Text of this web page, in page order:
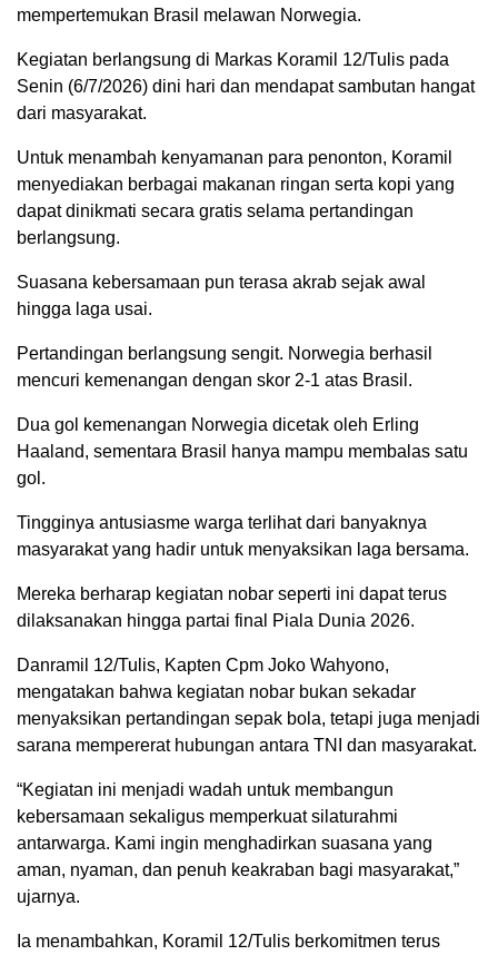
mempertemukan Brasil melawan Norwegia.
Kegiatan berlangsung di Markas Koramil 12/Tulis pada
Senin (6/7/2026) dini hari dan mendapat sambutan hangat
dari masyarakat.
Untuk menambah kenyamanan para penonton, Koramil
menyediakan berbagai makanan ringan serta kopi yang
dapat dinikmati secara gratis selama pertandingan
berlangsung.
Suasana kebersamaan pun terasa akrab sejak awal
hingga laga usai.
Pertandingan berlangsung sengit. Norwegia berhasil
mencuri kemenangan dengan skor 2-1 atas Brasil.
Dua gol kemenangan Norwegia dicetak oleh Erling
Haaland, sementara Brasil hanya mampu membalas satu
gol.
Tingginya antusiasme warga terlihat dari banyaknya
masyarakat yang hadir untuk menyaksikan laga bersama.
Mereka berharap kegiatan nobar seperti ini dapat terus
dilaksanakan hingga partai final Piala Dunia 2026.
Danramil 12/Tulis, Kapten Cpm Joko Wahyono,
mengatakan bahwa kegiatan nobar bukan sekadar
menyaksikan pertandingan sepak bola, tetapi juga menjadi
sarana mempererat hubungan antara TNI dan masyarakat.
“Kegiatan ini menjadi wadah untuk membangun
kebersamaan sekaligus memperkuat silaturahmi
antarwarga. Kami ingin menghadirkan suasana yang
aman, nyaman, dan penuh keakraban bagi masyarakat,”
ujarnya.
Ia menambahkan, Koramil 12/Tulis berkomitmen terus